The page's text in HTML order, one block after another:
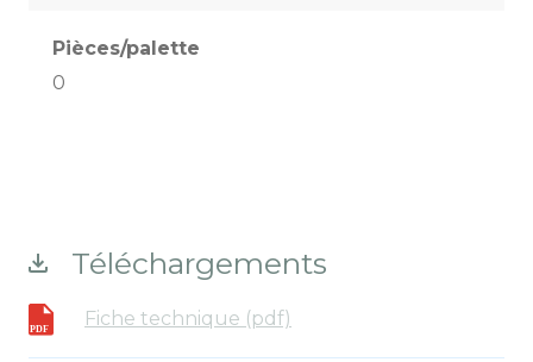
Pièces/palette
0
Téléchargements
Fiche technique (pdf)